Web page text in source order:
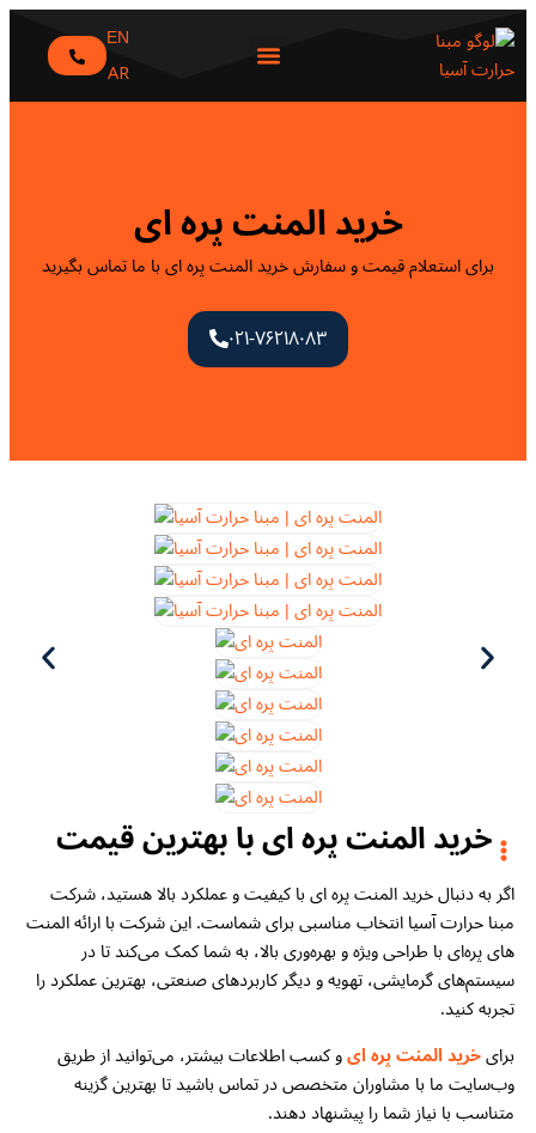
EN
AR
خرید المنت پره ای
برای استعلام قیمت و سفارش خرید المنت پره ای با ما تماس بگیرید
۰۲۱-۷۶۲۱۸۰۸۳​
خرید المنت پره ای با بهترین قیمت
اگر به دنبال خرید المنت پره ای با کیفیت و عملکرد بالا هستید، شرکت
مبنا حرارت آسیا انتخاب مناسبی برای شماست. این شرکت با ارائه المنت
های پره‌ای با طراحی ویژه و بهره‌وری بالا، به شما کمک می‌کند تا در
سیستم‌های گرمایشی، تهویه و دیگر کاربردهای صنعتی، بهترین عملکرد را
تجربه کنید.
برایخرید المنت پره ایو کسب اطلاعات بیشتر، می‌توانید از طریق
وب‌سایت ما با مشاوران متخصص در تماس باشید تا بهترین گزینه
متناسب با نیاز شما را پیشنهاد دهند.